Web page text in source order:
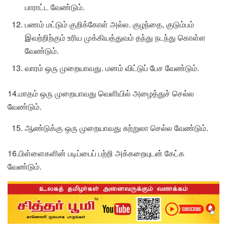
பாராட்ட வேண்டும்.
பணம் மட்டும் குறிக்கோள் அல்ல. குழந்தை, குடும்பம்
இவற்றிற்கும் உரிய முக்கியத்துவம் தந்து நடந்து கொள்ள
வேண்டும்.
வாரம் ஒரு முறையாவது. மனம் விட்டுப் பேச வேண்டும்.
14.மாதம் ஒரு முறையாவது வெளியில் அழைத்துச் செல்ல
வேண்டும்.
ஆண்டுக்கு ஒரு முறையாவது சுற்றுலா செல்ல வேண்டும்.
16.பிள்ளைகளின் படிப்பைப் பற்றி அக்கறையுடன் கேட்க
வேண்டும்.